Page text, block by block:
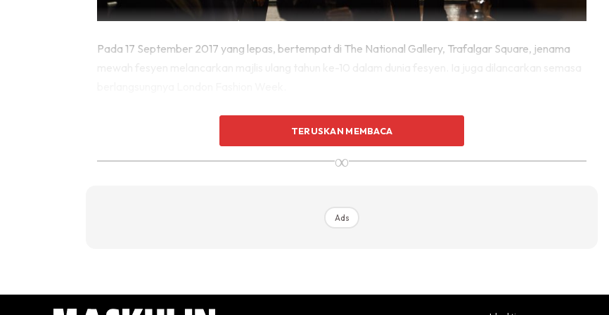
Pada 17 September 2017 yang lepas, bertempat di The National Gallery, Trafalgar Square, jenama
TERUSKAN MEMBACA
∞
Ads